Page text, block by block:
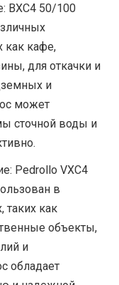
ВXC4 50/100
как кафе,
для откачки и
и
может
сточной воды и
Pedrollo VXC4
в
как
объекты,
и
обладает